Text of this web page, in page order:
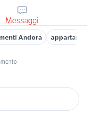
Messaggi
Andora